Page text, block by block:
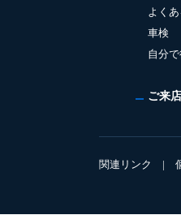
よく
車検
自分
ご来
関連リンク |